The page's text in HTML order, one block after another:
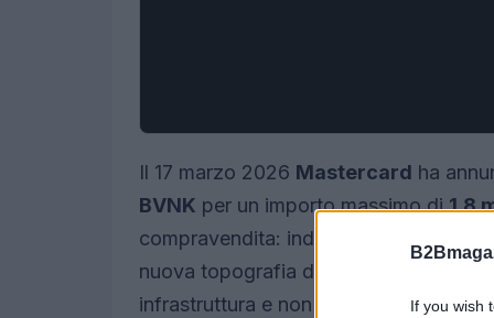
If you wish
Il 17 marzo 2026 Mastercard ha
BVNK per un importo massimo di1,8
compravendita: indica la volontà di un
nuova topografia dei pagamenti
infrastruttura e non più soltanto di